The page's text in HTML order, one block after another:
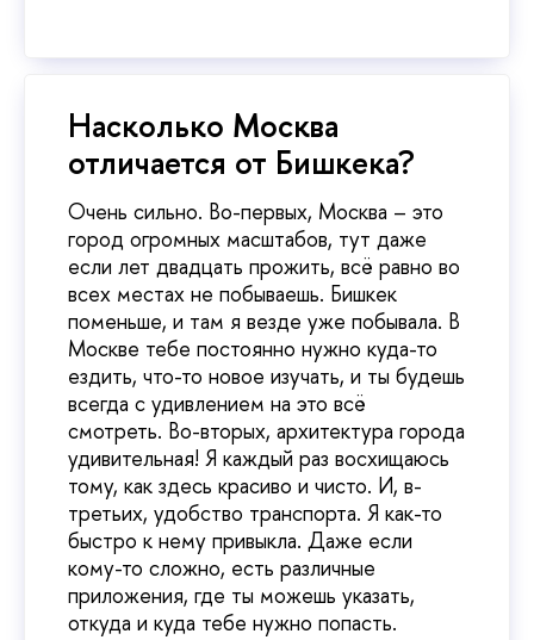
Насколько Москва
отличается от Бишкека?
Очень сильно. Во-первых, Москва – это
город огромных масштабов, тут даже
если лет двадцать прожить, всё равно во
всех местах не побываешь. Бишкек
поменьше, и там я везде уже побывала. В
Москве тебе постоянно нужно куда-то
ездить, что-то новое изучать, и ты будешь
всегда с удивлением на это всё
смотреть. Во-вторых, архитектура города
удивительная! Я каждый раз восхищаюсь
тому, как здесь красиво и чисто. И, в-
третьих, удобство транспорта. Я как-то
быстро к нему привыкла. Даже если
кому-то сложно, есть различные
приложения, где ты можешь указать,
откуда и куда тебе нужно попасть.